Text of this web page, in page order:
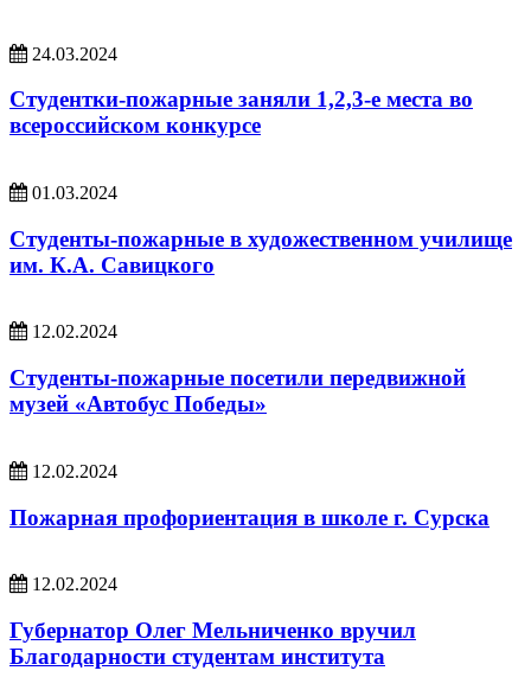
24.03.2024
Студентки-пожарные заняли 1,2,3-е места во
всероссийском конкурсе
01.03.2024
Студенты-пожарные в художественном училище
им. К.А. Савицкого
12.02.2024
Студенты-пожарные посетили передвижной
музей «Автобус Победы»
12.02.2024
Пожарная профориентация в школе г. Сурска
12.02.2024
Губернатор Олег Мельниченко вручил
Благодарности студентам института